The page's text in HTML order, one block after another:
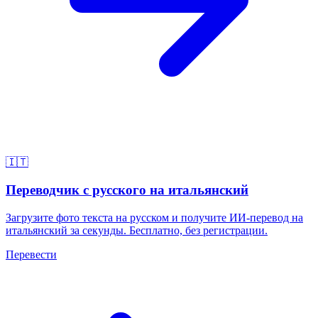
🇮🇹
Переводчик с русского на итальянский
Загрузите фото текста на русском и получите ИИ-перевод на
итальянский за секунды. Бесплатно, без регистрации.
Перевести